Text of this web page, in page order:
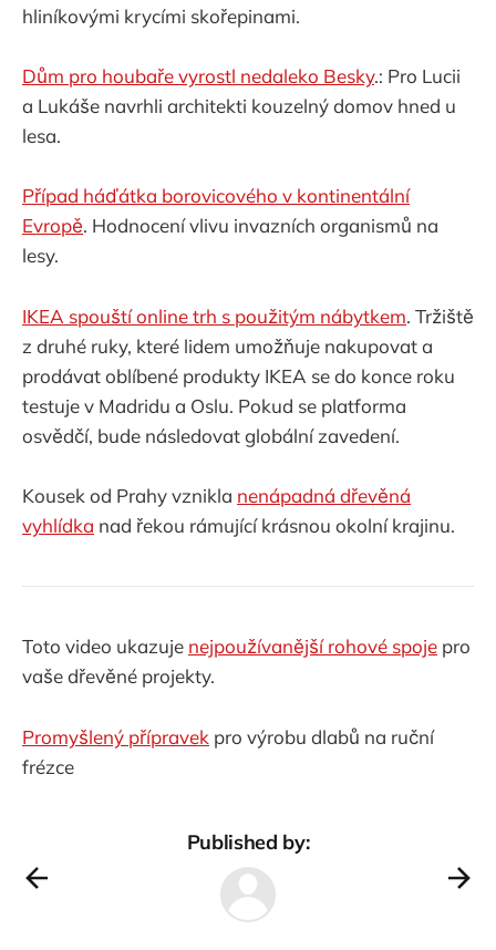
hliníkovými krycími skořepinami.
Dům pro houbaře vyrostl nedaleko Besky.: Pro Lucii
a Lukáše navrhli architekti kouzelný domov hned u
lesa.
Případ háďátka borovicového v kontinentální
Evropě. Hodnocení vlivu invazních organismů na
lesy.
IKEA spouští online trh s použitým nábytkem. Tržiště
z druhé ruky, které lidem umožňuje nakupovat a
prodávat oblíbené produkty IKEA se do konce roku
testuje v Madridu a Oslu. Pokud se platforma
osvědčí, bude následovat globální zavedení.
Kousek od Prahy vznikla nenápadná dřevěná
vyhlídka nad řekou rámující krásnou okolní krajinu.
Toto video ukazuje nejpoužívanější rohové spoje pro
vaše dřevěné projekty.
Promyšlený přípravek pro výrobu dlabů na ruční
frézce
Published by: